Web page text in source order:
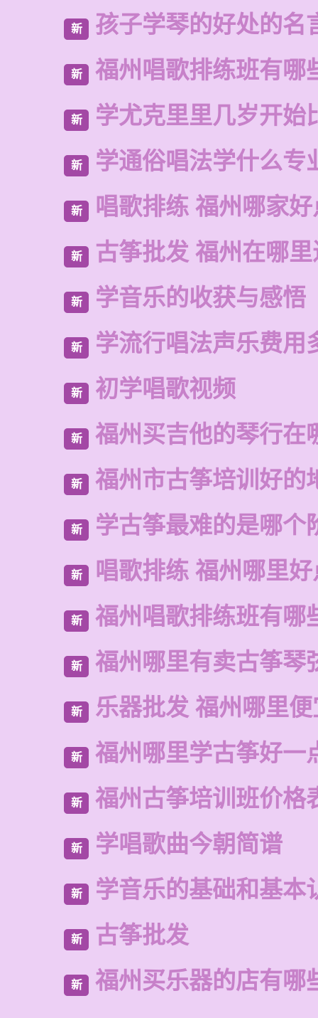
新 孩子学琴的好处的名
新 福州唱歌排练班有哪
新 学尤克里里几岁开始
新 学通俗唱法学什么专
新 唱歌排练 福州哪家好
新 古筝批发 福州在哪
新 学音乐的收获与感悟
新 学流行唱法声乐费用
新 初学唱歌视频
新 福州买吉他的琴行在
新 福州市古筝培训好的
新 学古筝最难的是哪个
新 唱歌排练 福州哪里好
新 福州唱歌排练班有哪
新 福州哪里有卖古筝琴
新 乐器批发 福州哪里
新 福州哪里学古筝好一
新 福州古筝培训班价格
新 学唱歌曲今朝简谱
新 学音乐的基础和基本
新 古筝批发
新 福州买乐器的店有哪